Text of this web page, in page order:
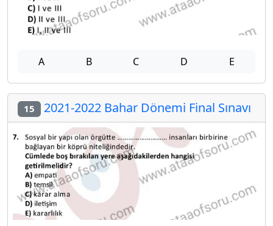
A B C D E
15 2021-2022 Bahar Dönemi Final Sınavı